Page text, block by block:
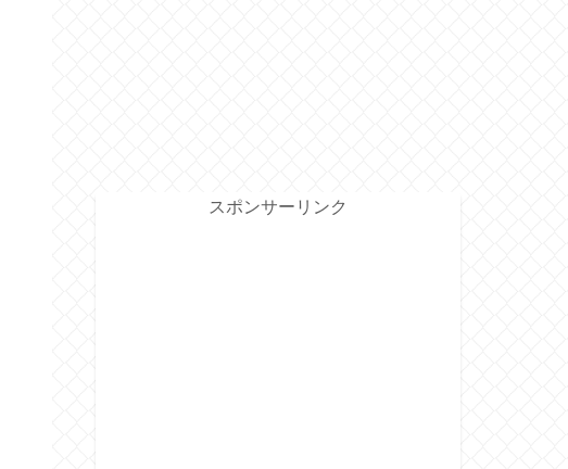
スポンサーリンク